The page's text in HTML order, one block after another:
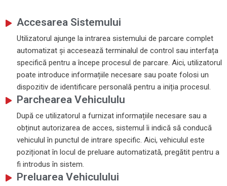
Accesarea Sistemului
Utilizatorul ajunge la intrarea sistemului de parcare complet
automatizat și accesează terminalul de control sau interfața
specifică pentru a începe procesul de parcare. Aici, utilizatorul
poate introduce informațiile necesare sau poate folosi un
dispozitiv de identificare personală pentru a iniția procesul.
Parchearea Vehicululu
După ce utilizatorul a furnizat informațiile necesare sau a
obținut autorizarea de acces, sistemul îi indică să conducă
vehiculul în punctul de intrare specific. Aici, vehiculul este
poziționat în locul de preluare automatizată, pregătit pentru a
fi introdus în sistem.
Preluarea Vehiculului